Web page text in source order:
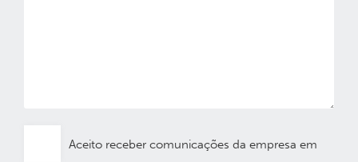
Aceito receber comunicações da empresa em